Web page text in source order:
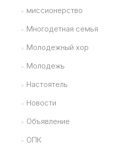
миссионерство
Многодетная семья
Молодежный хор
Молодежь
Настоятель
Новости
Объявление
ОПК